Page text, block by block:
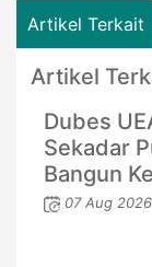
Artikel Terkait
Artikel
Dubes
Sekadar
Bangun
07 Aug 2026